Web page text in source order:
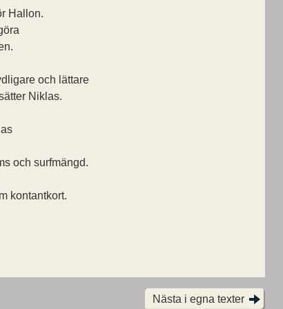
Hallon.
och lättare
Niklas.
och surfmängd.
kontantkort.
Nästa i egna texter